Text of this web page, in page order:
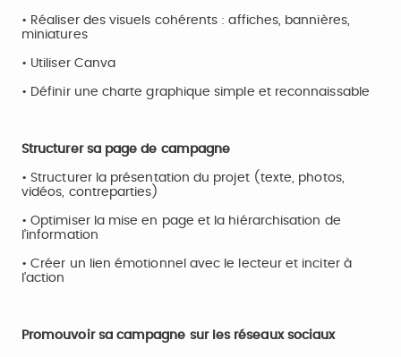
• Réaliser des visuels cohérents : affiches, bannières,
miniatures
• Utiliser Canva
• Définir une charte graphique simple et reconnaissable
Structurer sa page de campagne
• Structurer la présentation du projet (texte, photos,
vidéos, contreparties)
• Optimiser la mise en page et la hiérarchisation de
l’information
• Créer un lien émotionnel avec le lecteur et inciter à
l’action
Promouvoir sa campagne sur les réseaux sociaux